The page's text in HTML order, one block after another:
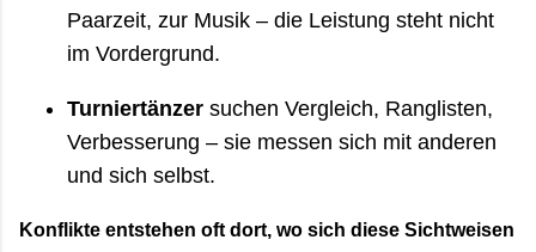
Paarzeit, zur Musik – die Leistung steht nicht
im Vordergrund.
Turniertänzer suchen Vergleich, Ranglisten,
Verbesserung – sie messen sich mit anderen
und sich selbst.
Konflikte entstehen oft dort, wo sich diese Sichtweisen